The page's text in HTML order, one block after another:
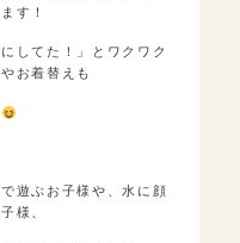
す！
してた！」とワクワク
お着替えも
遊ぶお子様や、水に顔
様、